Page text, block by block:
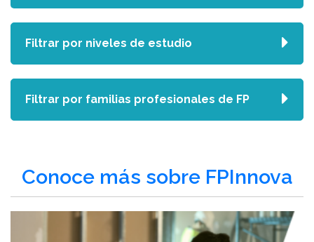
Conoce más sobre FPInnova
Filtrar por niveles de estudio
Filtrar por familias profesionales de FP